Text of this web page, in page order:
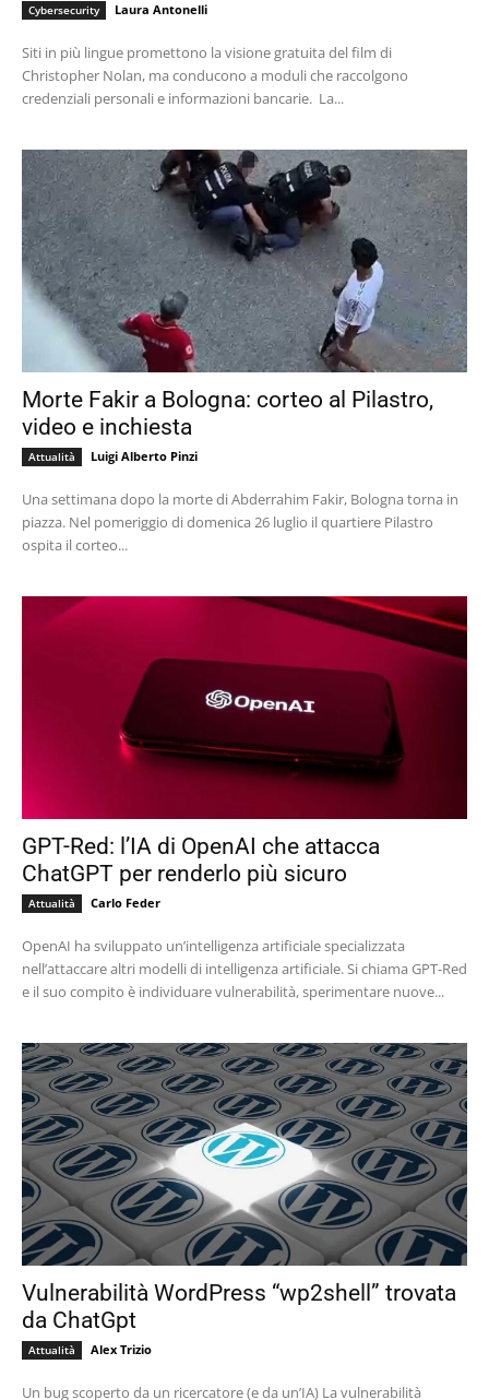
Cybersecurity Laura Antonelli
Siti in più lingue promettono la visione gratuita del film di
Christopher Nolan, ma conducono a moduli che raccolgono
credenziali personali e informazioni bancarie. La...
Morte Fakir a Bologna: corteo al Pilastro,
video e inchiesta
Attualità Luigi Alberto Pinzi
Una settimana dopo la morte di Abderrahim Fakir, Bologna torna in
piazza. Nel pomeriggio di domenica 26 luglio il quartiere Pilastro
ospita il corteo...
GPT-Red: l’IA di OpenAI che attacca
ChatGPT per renderlo più sicuro
Attualità Carlo Feder
OpenAI ha sviluppato un’intelligenza artificiale specializzata
nell’attaccare altri modelli di intelligenza artificiale. Si chiama GPT-Red
e il suo compito è individuare vulnerabilità, sperimentare nuove...
Vulnerabilità WordPress “wp2shell” trovata
da ChatGpt
Attualità Alex Trizio
Un bug scoperto da un ricercatore (e da un’IA) La vulnerabilità